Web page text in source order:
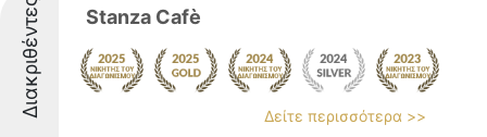
Διακριθέντες Stanza Cafè
Δείτε περισσότερα >>